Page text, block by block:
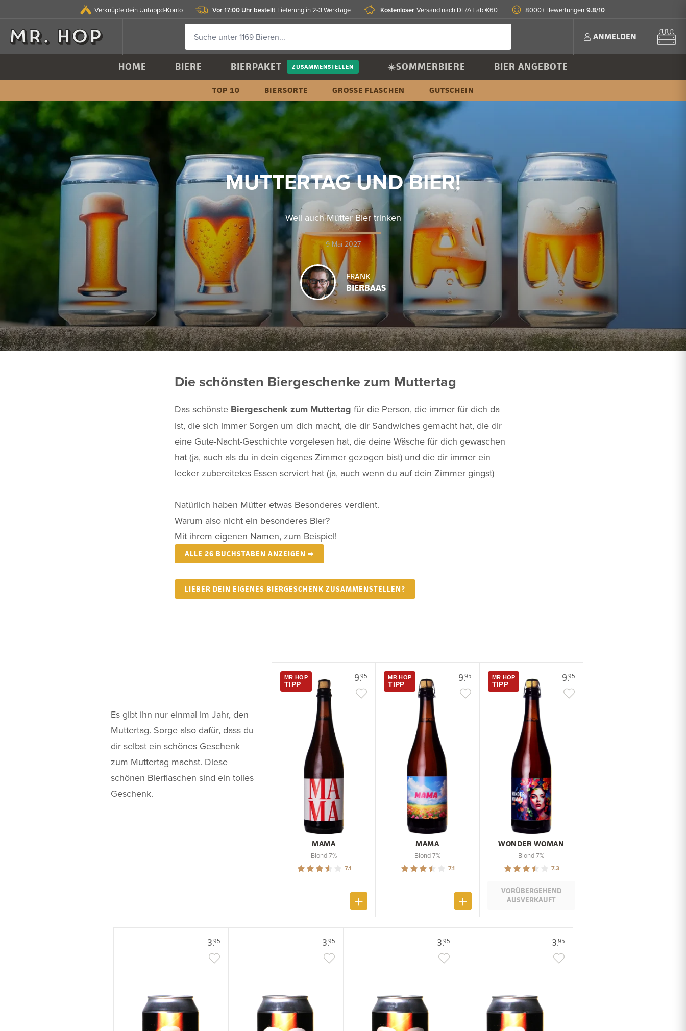
Verknüpfe dein Untappd-Konto Vor 17:00 Uhr bestellt Lieferung in 2-3 Werktage Kostenloser Versand nach DE/AT ab €60 8000+ Bewertungen 9.8/10
ANMELDEN
HOME BIERE BIERPAKET ZUSAMMENSTELLEN ☀️SOMMERBIERE BIER ANGEBOTE
TOP 10 BIERSORTE GROSSE FLASCHEN GUTSCHEIN
MUTTERTAG UND BIER!
Weil auch Mütter Bier trinken
9 Mai 2027
FRANK
BIERBAAS
Die schönsten Biergeschenke zum Muttertag
Das schönste Biergeschenk zum Muttertag für die Person, die immer für dich da
ist, die sich immer Sorgen um dich macht, die dir Sandwiches gemacht hat, die dir
eine Gute-Nacht-Geschichte vorgelesen hat, die deine Wäsche für dich gewaschen
hat (ja, auch als du in dein eigenes Zimmer gezogen bist) und die dir immer ein
lecker zubereitetes Essen serviert hat (ja, auch wenn du auf dein Zimmer gingst)
Natürlich haben Mütter etwas Besonderes verdient.
Warum also nicht ein besonderes Bier?
Mit ihrem eigenen Namen, zum Beispiel!
ALLE 26 BUCHSTABEN ANZEIGEN ➡
LIEBER DEIN EIGENES BIERGESCHENK ZUSAMMENSTELLEN?
Es gibt ihn nur einmal im Jahr, den
Muttertag. Sorge also dafür, dass du
dir selbst ein schönes Geschenk
zum Muttertag machst. Diese
schönen Bierflaschen sind ein tolles
Geschenk.
9.95
MR HOP
TIPP
MAMA
Blond 7%
7.1
9.95
MR HOP
TIPP
MAMA
Blond 7%
7.1
9.95
MR HOP
TIPP
WONDER WOMAN
Blond 7%
7.3
VORÜBERGEHEND
AUSVERKAUFT
3.95 3.95 3.95 3.95